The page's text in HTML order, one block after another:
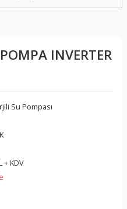
INVERTER
Su Pompası
+ KDV